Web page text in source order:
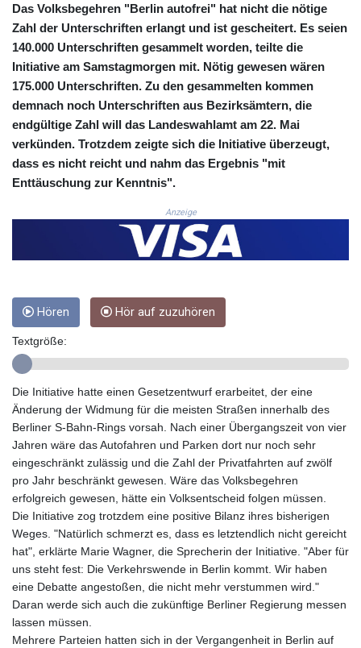
CNY 7.796165
CNH 7.792791
COP
3648.389022
CRC 523.81326
CUC 1.155398
CUP 30.61805
CVE 110.22332
CZK 24.264051
DKK 7.475264
DOP 67.26602
DZD
ERN 17.330971
ETB
FKP 0.857019
GBP 0.856098
GEL 3.015386
GGP 0.857019
GHS 13.519372
GIP 0.857019
GMD
84.920858
GNF
10120.260724
GTQ 8.791676
GYD
241.024009
HKD 9.064594
HRK 7.534375
Das Volksbegehren "Berlin autofrei" hat nicht die nötige
Zahl der Unterschriften erlangt und ist gescheitert. Es seien
140.000 Unterschriften gesammelt worden, teilte die
Initiative am Samstagmorgen mit. Nötig gewesen wären
175.000 Unterschriften. Zu den gesammelten kommen
demnach noch Unterschriften aus Bezirksämtern, die
endgültige Zahl will das Landeswahlamt am 22. Mai
verkünden. Trotzdem zeigte sich die Initiative überzeugt,
dass es nicht reicht und nahm das Ergebnis "mit
Enttäuschung zur Kenntnis".
Anzeige
Hören Hör auf zuzuhören
Textgröße:
Die Initiative hatte einen Gesetzentwurf erarbeitet, der eine
Änderung der Widmung für die meisten Straßen innerhalb des
Berliner S-Bahn-Rings vorsah. Nach einer Übergangszeit von vier
Jahren wäre das Autofahren und Parken dort nur noch sehr
eingeschränkt zulässig und die Zahl der Privatfahrten auf zwölf
pro Jahr beschränkt gewesen. Wäre das Volksbegehren
erfolgreich gewesen, hätte ein Volksentscheid folgen müssen.
Die Initiative zog trotzdem eine positive Bilanz ihres bisherigen
Weges. "Natürlich schmerzt es, dass es letztendlich nicht gereicht
hat", erklärte Marie Wagner, die Sprecherin der Initiative. "Aber für
uns steht fest: Die Verkehrswende in Berlin kommt. Wir haben
eine Debatte angestoßen, die nicht mehr verstummen wird."
Daran werde sich auch die zukünftige Berliner Regierung messen
lassen müssen.
Mehrere Parteien hatten sich in der Vergangenheit in Berlin auf